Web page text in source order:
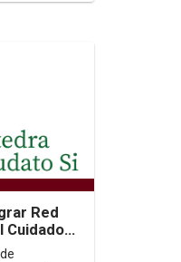
Red
Cuidado